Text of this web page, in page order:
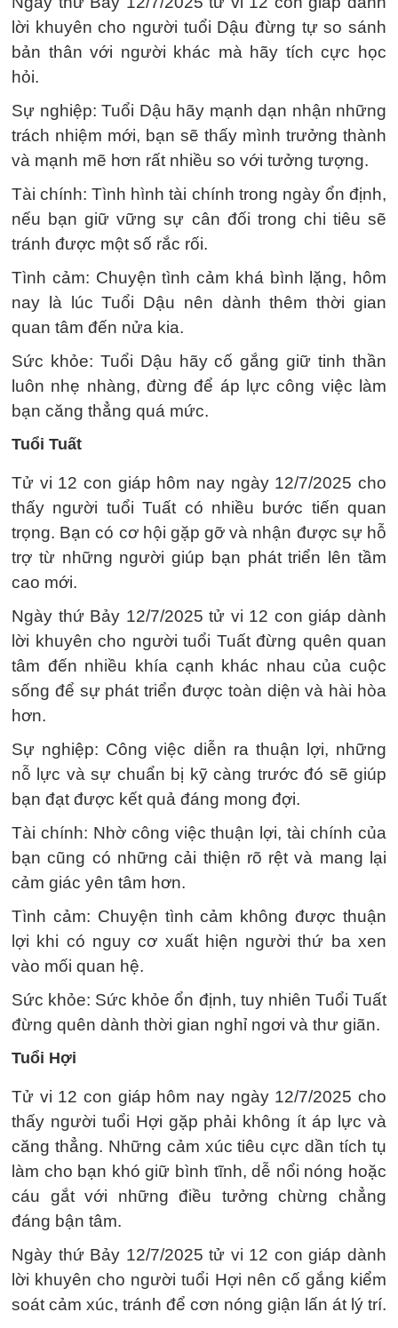
lời khuyên cho người tuổi Dậu đừng tự so sánh
bản thân với người khác mà hãy tích cực học
hỏi.
Sự nghiệp: Tuổi Dậu hãy mạnh dạn nhận những
trách nhiệm mới, bạn sẽ thấy mình trưởng thành
và mạnh mẽ hơn rất nhiều so với tưởng tượng.
Tài chính: Tình hình tài chính trong ngày ổn định,
nếu bạn giữ vững sự cân đối trong chi tiêu sẽ
tránh được một số rắc rối.
Tình cảm: Chuyện tình cảm khá bình lặng, hôm
nay là lúc Tuổi Dậu nên dành thêm thời gian
quan tâm đến nửa kia.
Sức khỏe: Tuổi Dậu hãy cố gắng giữ tinh thần
luôn nhẹ nhàng, đừng để áp lực công việc làm
bạn căng thẳng quá mức.
Tuổi Tuất
Tử vi 12 con giáp hôm nay ngày 12/7/2025 cho
thấy người tuổi Tuất có nhiều bước tiến quan
trọng. Bạn có cơ hội gặp gỡ và nhận được sự hỗ
trợ từ những người giúp bạn phát triển lên tầm
cao mới.
Ngày thứ Bảy 12/7/2025 tử vi 12 con giáp dành
lời khuyên cho người tuổi Tuất đừng quên quan
tâm đến nhiều khía cạnh khác nhau của cuộc
sống để sự phát triển được toàn diện và hài hòa
hơn.
Sự nghiệp: Công việc diễn ra thuận lợi, những
nỗ lực và sự chuẩn bị kỹ càng trước đó sẽ giúp
bạn đạt được kết quả đáng mong đợi.
Tài chính: Nhờ công việc thuận lợi, tài chính của
bạn cũng có những cải thiện rõ rệt và mang lại
cảm giác yên tâm hơn.
Tình cảm: Chuyện tình cảm không được thuận
lợi khi có nguy cơ xuất hiện người thứ ba xen
vào mối quan hệ.
Sức khỏe: Sức khỏe ổn định, tuy nhiên Tuổi Tuất
đừng quên dành thời gian nghỉ ngơi và thư giãn.
Tuổi Hợi
Tử vi 12 con giáp hôm nay ngày 12/7/2025 cho
thấy người tuổi Hợi gặp phải không ít áp lực và
căng thẳng. Những cảm xúc tiêu cực dần tích tụ
làm cho bạn khó giữ bình tĩnh, dễ nổi nóng hoặc
cáu gắt với những điều tưởng chừng chẳng
đáng bận tâm.
Ngày thứ Bảy 12/7/2025 tử vi 12 con giáp dành
lời khuyên cho người tuổi Hợi nên cố gắng kiểm
soát cảm xúc, tránh để cơn nóng giận lấn át lý trí.